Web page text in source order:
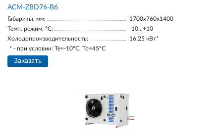
ACM-ZBD76-B6
Габариты, мм:
1700х760х1400
Темп. режим, °С:
-10...+10
Холодопроизводительность:
16.25 кВт*
* - при условии: Te=-10ºC, To=45ºC
Заказать